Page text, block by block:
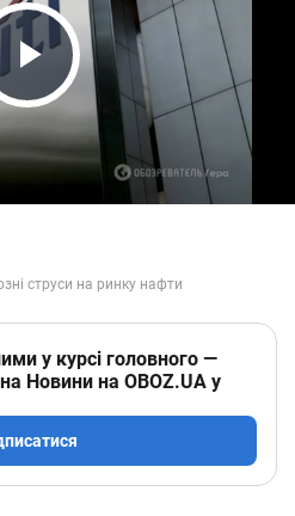
Video
у курсі головного —
Новини на OBOZ.UA у